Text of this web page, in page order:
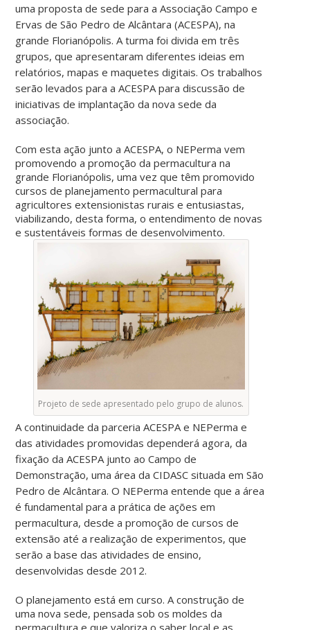
uma proposta de sede para a Associação Campo e
Ervas de São Pedro de Alcântara (ACESPA), na
grande Florianópolis. A turma foi divida em três
grupos, que apresentaram diferentes ideias em
relatórios, mapas e maquetes digitais. Os trabalhos
serão levados para a ACESPA para discussão de
iniciativas de implantação da nova sede da
associação.
Com esta ação junto a ACESPA, o NEPerma vem
promovendo a promoção da permacultura na
grande Florianópolis, uma vez que têm promovido
cursos de planejamento permacultural para
agricultores extensionistas rurais e entusiastas,
viabilizando, desta forma, o entendimento de novas
e sustentáveis formas de desenvolvimento.
Projeto de sede apresentado pelo grupo de alunos.
A continuidade da parceria ACESPA e NEPerma e
das atividades promovidas dependerá agora, da
fixação da ACESPA junto ao Campo de
Demonstração, uma área da CIDASC situada em São
Pedro de Alcântara. O NEPerma entende que a área
é fundamental para a prática de ações em
permacultura, desde a promoção de cursos de
extensão até a realização de experimentos, que
serão a base das atividades de ensino,
desenvolvidas desde 2012.
O planejamento está em curso. A construção de
uma nova sede, pensada sob os moldes da
permacultura e que valoriza o saber local e as